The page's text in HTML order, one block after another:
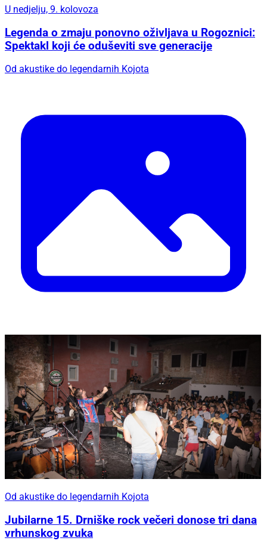
U nedjelju, 9. kolovoza
Legenda o zmaju ponovno oživljava u Rogoznici:
Spektakl koji će oduševiti sve generacije
Od akustike do legendarnih Kojota
Od akustike do legendarnih Kojota
Jubilarne 15. Drniške rock večeri donose tri dana
vrhunskog zvuka